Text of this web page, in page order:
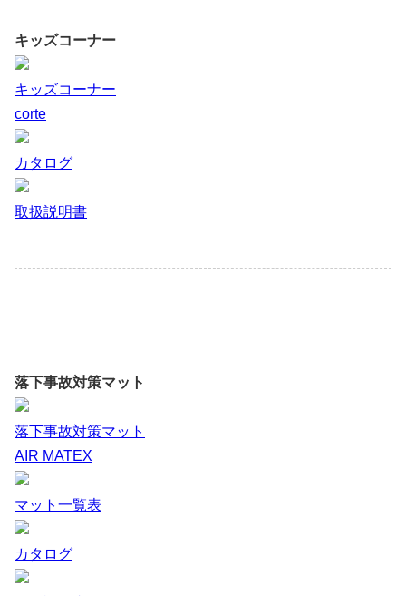
キッズコーナー
キッズコーナー
corte
カタログ
取扱説明書
落下事故対策マット
落下事故対策マット
AIR MATEX
マット一覧表
カタログ